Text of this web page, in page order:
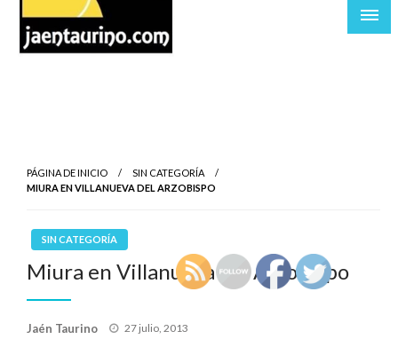
PÁGINA DE INICIO
SIN CATEGORÍA
MIURA EN VILLANUEVA DEL ARZOBISPO
SIN CATEGORÍA
Miura en Villanueva del Arzobispo
Jaén Taurino
Publicado
27 julio, 2013